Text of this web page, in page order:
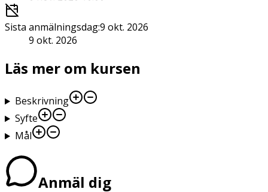
Sista anmälningsdag:9 okt. 2026
9 okt. 2026
Läs mer om kursen
Beskrivning
Syfte
Mål
Anmäl dig